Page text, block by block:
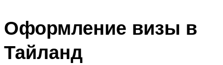
Оформление визы в
Тайланд